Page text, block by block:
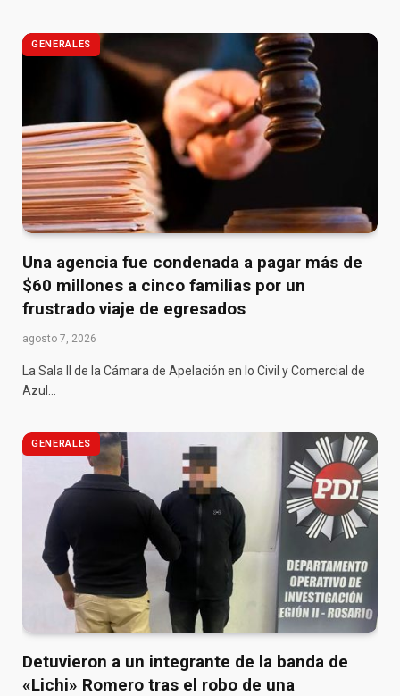
GENERALES
Una agencia fue condenada a pagar más de
$60 millones a cinco familias por un
frustrado viaje de egresados
agosto 7, 2026
La Sala II de la Cámara de Apelación en lo Civil y Comercial de
Azul…
GENERALES
Detuvieron a un integrante de la banda de
«Lichi» Romero tras el robo de una